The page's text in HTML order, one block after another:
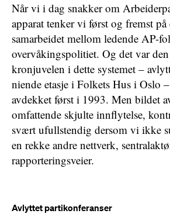
Når vi i dag snakker om
apparat tenker vi først og fremst på
samarbeidet mellom ledende AP-
overvåkingspolitiet. Og det var
kronjuvelen i dette systemet –
niende etasje i Folkets Hus i Oslo
avdekket først i 1993. Men bildet
omfattende skjulte innflytelse,
svært ufullstendig dersom vi ikke
en rekke andre nettverk,
rapporteringsveier.
Avlyttet partikonferanser